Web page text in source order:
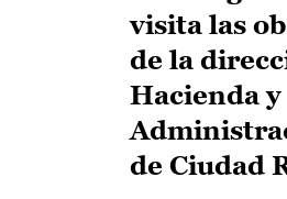
visita las
de la
Hacienda y
de Ciudad